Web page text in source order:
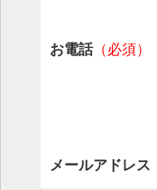
お電話（必須）
メールアドレス